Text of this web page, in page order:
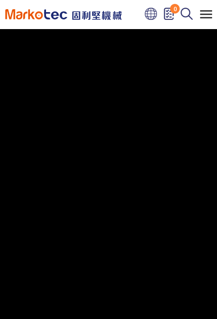
0
Cookie管理面板